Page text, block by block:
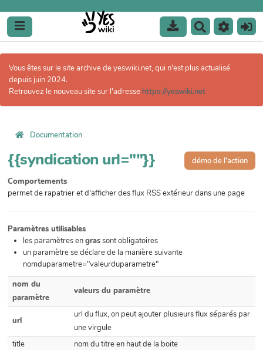
e
e
h
Vous êtes sur le site archive de yeswiki.net, qui n'est plus actualisé
depuis juin 2024.
Retrouvez le nouveau site sur l'adresse https://yeswiki.net
Documentation
démo de l'action
{{syndication url=""}}
Comportements
permet de rapatrier et d'afficher des flux RSS extérieur dans une page
Paramètres utilisables
les paramètres engrassont obligatoires
un paramètre se déclare de la manière suivante
nomduparametre="valeurduparametre"
nom du
paramètre
valeurs du paramètre
url
url du flux, on peut ajouter plusieurs flux séparés par
une virgule
title
nom du titre en haut de la boite